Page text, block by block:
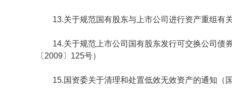
13.关于规范国有股东与上市公司进行资产重组有关
14.关于规范上市公司国有股东发行可交换公司债
〔2009〕125号）
15.国资委关于清理和处置低效无效资产的通知（国